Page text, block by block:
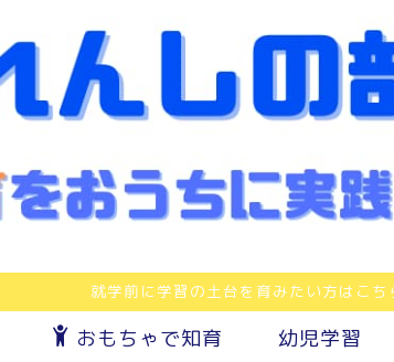
就学前に学習の土台を育みたい方はこち
おもちゃで知育 幼児学習